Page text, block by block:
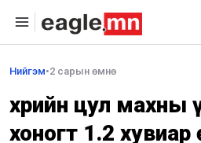
Нийгэм•2 сарын өмнө
Үхрийн цул махны
хоногт 1.2